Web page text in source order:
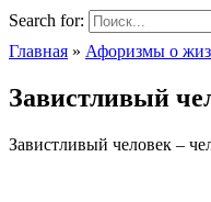
Search for:
Главная » Афоризмы о
Завистливый
Завистливый человек –